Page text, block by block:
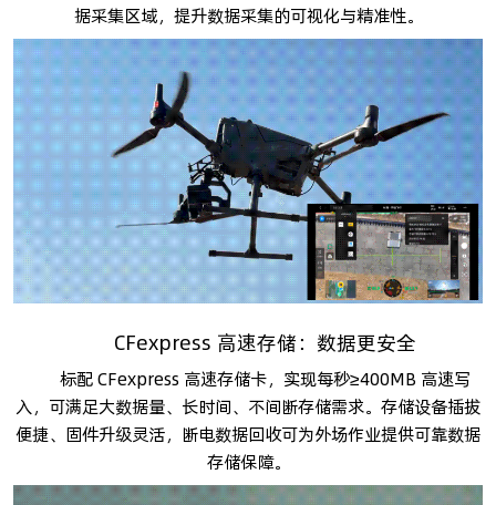
据采集区域，提升数据采集的可视化与精准性。
CFexpress 高速存储：数据更安全
标配 CFexpress 高速存储卡，实现每秒≥400MB 高速写
入，可满足大数据量、长时间、不间断存储需求。存储设备插拔
便捷、固件升级灵活，断电数据回收可为外场作业提供可靠数据
存储保障。